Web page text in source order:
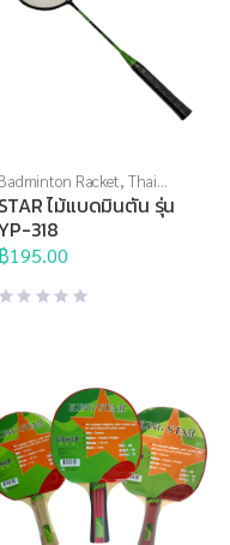
Badminton Racket, Thai
Sports, Thai Sports Brand, จัด
อุปกรณ์กีฬาเพื่อบริจาค,
แบดมินตัน
STAR ไม้แบดมินตัน รุ่น
318
฿195.00